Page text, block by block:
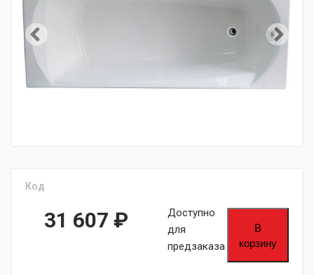
Код
31 607 ₽
Доступно
для
предзаказа
В
корзину